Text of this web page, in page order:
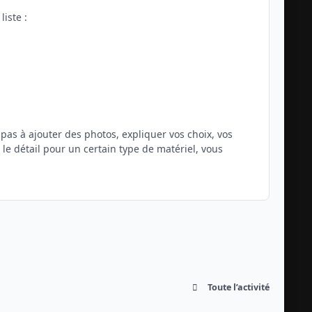
:
à ajouter des photos, expliquer vos choix, vos
détail pour un certain type de matériel, vous
Toute l’activité